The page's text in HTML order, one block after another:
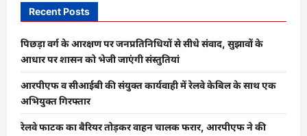
Recent Posts
पिछड़ा वर्ग के आरक्षण पर जनप्रतिनिधियों से सीधे संवाद, सुझावों के
आधार पर शासन को भेजी जाएंगी संस्तुतियां
आरपीएफ व सीआईबी की संयुक्त कार्यवाही में रेलवे केबिल के साथ एक
अभियुक्त गिरफ्तार
रेलवे फाटक का बैरियर तोड़कर वाहन चालक फरार, आरपीएफ ने की